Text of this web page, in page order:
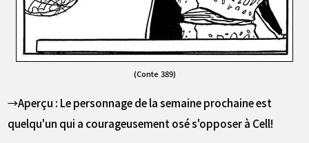
(Conte 389)
→Aperçu : Le personnage de la semaine prochaine est
quelqu'un qui a courageusement osé s'opposer à Cell!